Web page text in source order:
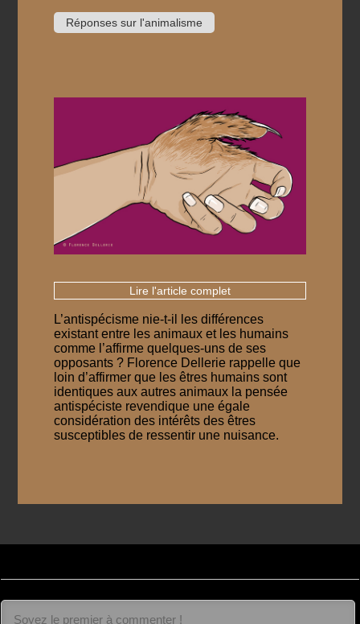
Réponses sur l'animalisme
Lire l'article complet
L’antispécisme nie-t-il les différences
existant entre les animaux et les humains
comme l’affirme quelques-uns de ses
opposants ? Florence Dellerie rappelle que
loin d’affirmer que les êtres humains sont
identiques aux autres animaux la pensée
antispéciste revendique une égale
considération des intérêts des êtres
susceptibles de ressentir une nuisance.